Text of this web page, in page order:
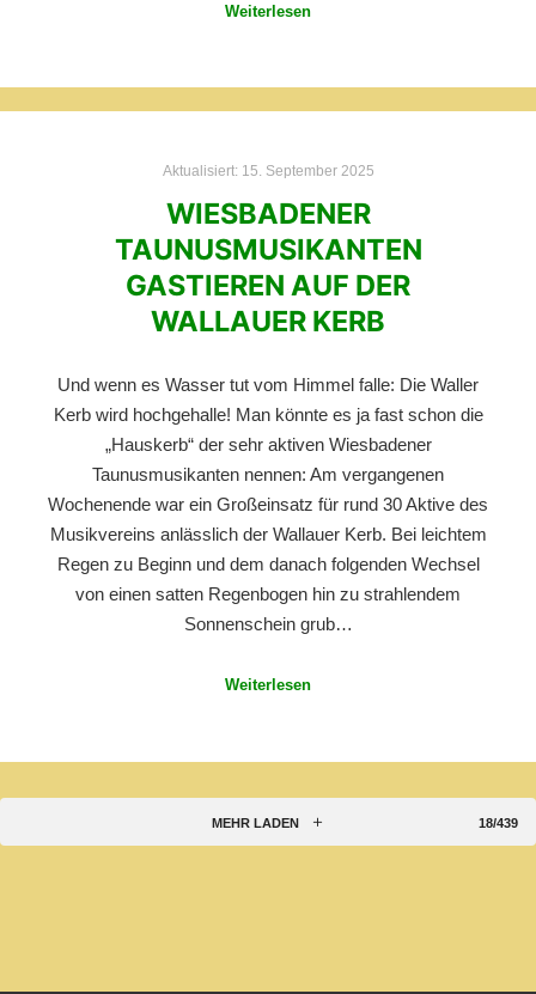
Weiterlesen
Aktualisiert: 15. September 2025
WIESBADENER
TAUNUSMUSIKANTEN
GASTIEREN AUF DER
WALLAUER KERB
Und wenn es Wasser tut vom Himmel falle: Die Waller
Kerb wird hochgehalle! Man könnte es ja fast schon die
„Hauskerb“ der sehr aktiven Wiesbadener
Taunusmusikanten nennen: Am vergangenen
Wochenende war ein Großeinsatz für rund 30 Aktive des
Musikvereins anlässlich der Wallauer Kerb. Bei leichtem
Regen zu Beginn und dem danach folgenden Wechsel
von einen satten Regenbogen hin zu strahlendem
Sonnenschein grub…
Weiterlesen
MEHR LADEN 18/439